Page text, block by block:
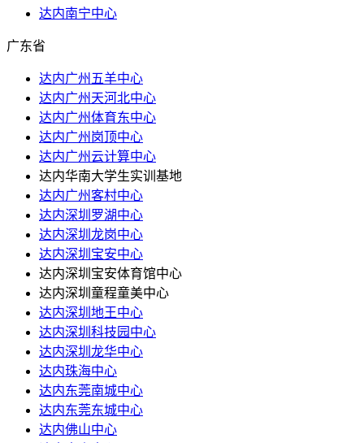
达内南宁中心
广东省
达内广州五羊中心
达内广州天河北中心
达内广州体育东中心
达内广州岗顶中心
达内广州云计算中心
达内华南大学生实训基地
达内广州客村中心
达内深圳罗湖中心
达内深圳龙岗中心
达内深圳宝安中心
达内深圳宝安体育馆中心
达内深圳童程童美中心
达内深圳地王中心
达内深圳科技园中心
达内深圳龙华中心
达内珠海中心
达内东莞南城中心
达内东莞东城中心
达内佛山中心